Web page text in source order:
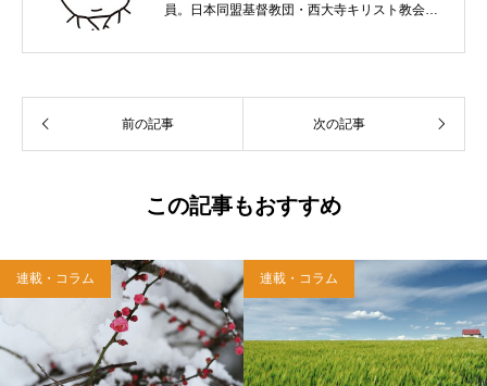
員。日本同盟基督教団・西大寺キリスト教会
れ。関西学院大学社会学部卒業。９０年代、い
て、雜賀編集工房として独立。
前の記事 次の記事
この記事もおすすめ
連載・コラム 連載・コラム